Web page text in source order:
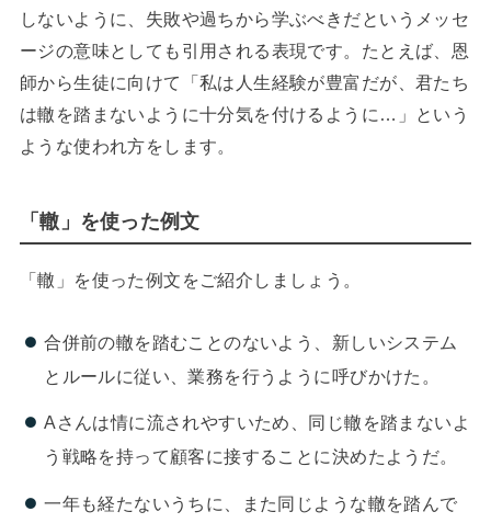
しないように、失敗や過ちから学ぶべきだというメッセ
ージの意味としても引用される表現です。たとえば、恩
師から生徒に向けて「私は人生経験が豊富だが、君たち
は轍を踏まないように十分気を付けるように…」という
ような使われ方をします。
「轍」を使った例文
「轍」を使った例文をご紹介しましょう。
合併前の轍を踏むことのないよう、新しいシステム
とルールに従い、業務を行うように呼びかけた。
Aさんは情に流されやすいため、同じ轍を踏まないよ
う戦略を持って顧客に接することに決めたようだ。
一年も経たないうちに、また同じような轍を踏んで